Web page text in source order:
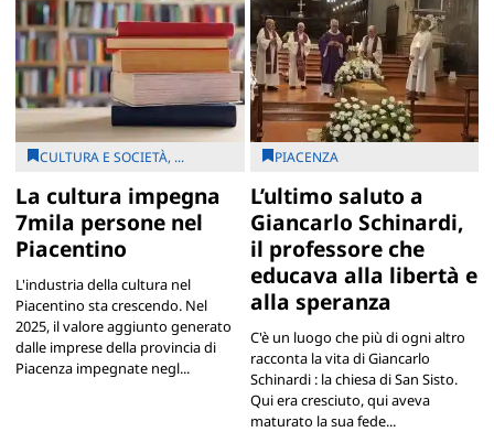
CULTURA E SOCIETÀ, ...
La cultura impegna
7mila persone nel
Piacentino
L'industria della cultura nel
Piacentino sta crescendo. Nel
2025, il valore aggiunto generato
dalle imprese della provincia di
Piacenza impegnate negl...
PIACENZA
L’ultimo saluto a
Giancarlo Schinardi,
il professore che
educava alla libertà e
alla speranza
C'è un luogo che più di ogni altro
racconta la vita di Giancarlo
Schinardi : la chiesa di San Sisto.
Qui era cresciuto, qui aveva
maturato la sua fede...